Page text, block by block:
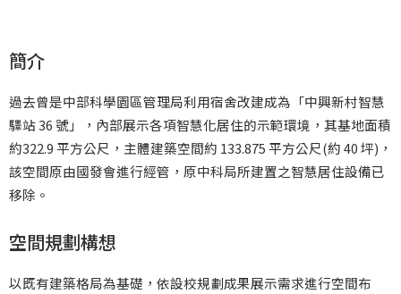
簡介
過去曾是中部科學園區管理局利用宿舍改建成為「中興新村智慧
驛站 36 號」，內部展示各項智慧化居住的示範環境，其基地面積
約322.9 平方公尺，主體建築空間約 133.875 平方公尺(約 40 坪)，
該空間原由國發會進行經管，原中科局所建置之智慧居住設備已
移除。
空間規劃構想
以既有建築格局為基礎，依設校規劃成果展示需求進行空間布